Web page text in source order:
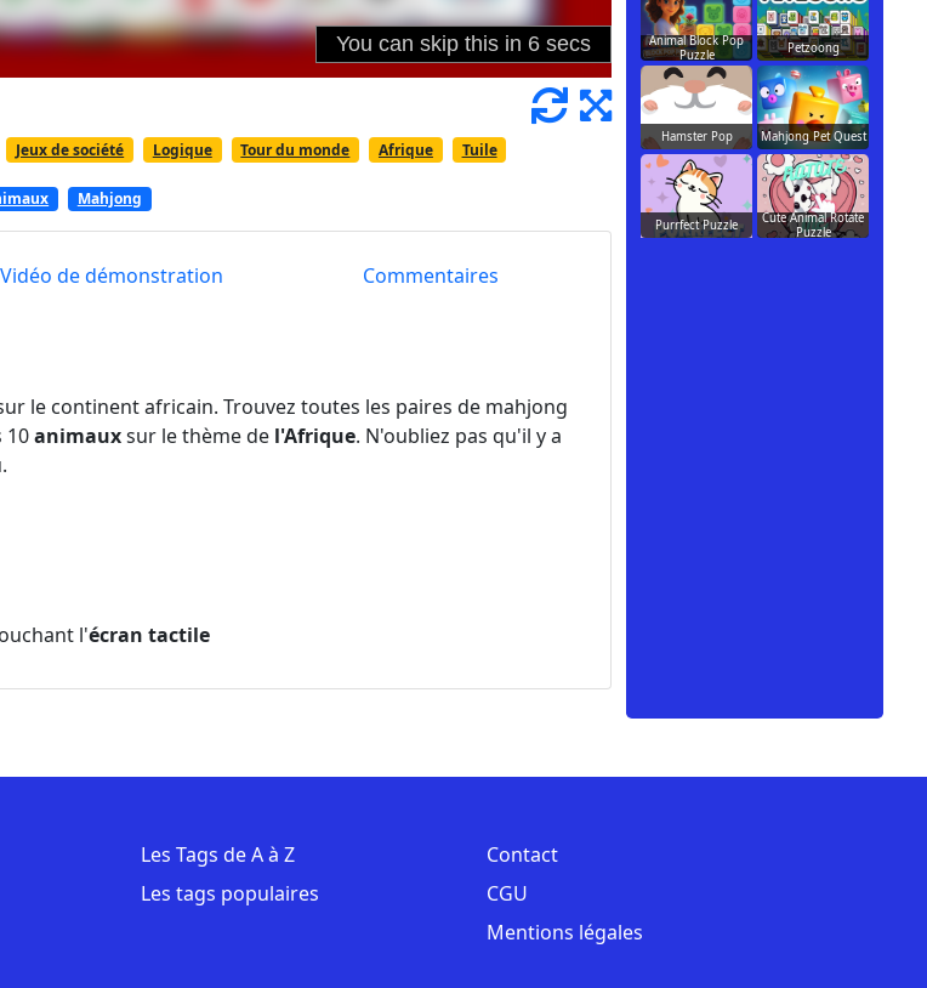
Jeux de société Logique Tour du monde Afrique Tuile
Mahjong
Vidéo de démonstration Commentaires
le continent africain. Trouvez toutes les paires de mahjong
10animauxsur le thème de l'Afrique. N'oubliez pas qu'il y a
l'écran tactile
Animal Block Pop
Puzzle
Petzoong
Hamster Pop Mahjong Pet Quest
Purrfect Puzzle
Cute Animal Rotate
Puzzle
Les Tags de A à Z
Les tags populaires
Contact
CGU
Mentions légales